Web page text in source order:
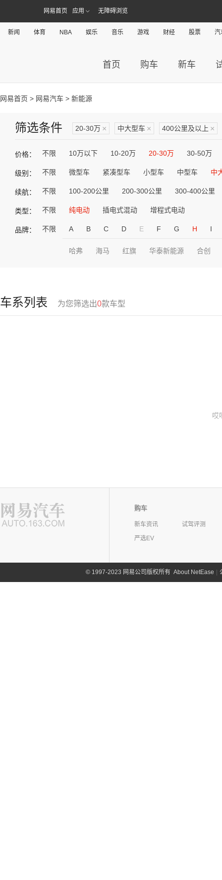
网易首页 应用 无障碍浏览
新闻 体育 NBA 娱乐 音乐 游戏 财经 股票 汽
首页 购车 新车
网易首页 > 网易汽车 > 新能源
筛选条件 20-30万 × 中大型车 × 400公里及以上 ×
价格： 不限 10万以下 10-20万 20-30万 30-50万
级别： 不限 微型车 紧凑型车 小型车 中型车 中
续航： 不限 100-200公里 200-300公里 300-400公里
类型： 不限 纯电动 插电式混动 增程式电动
品牌： 不限 A B C D E F G H I
哈弗 海马 红旗 华泰新能源 合创
车系列表 为您筛选出0款车型
哎
购车
新车资讯
试驾评测
严选EV
©1997-2023 网易公司版权所有 About NetEase